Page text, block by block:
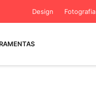
Design Fotografia